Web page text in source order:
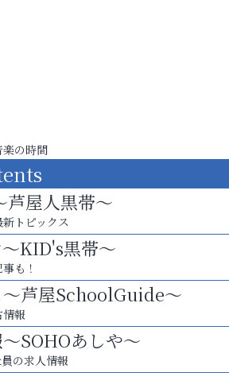
楽の時間
芦屋人黒帯～
トピックス
KID's黒帯～
も！
芦屋SchoolGuide～
報
SOHOあしや～
の求人情報